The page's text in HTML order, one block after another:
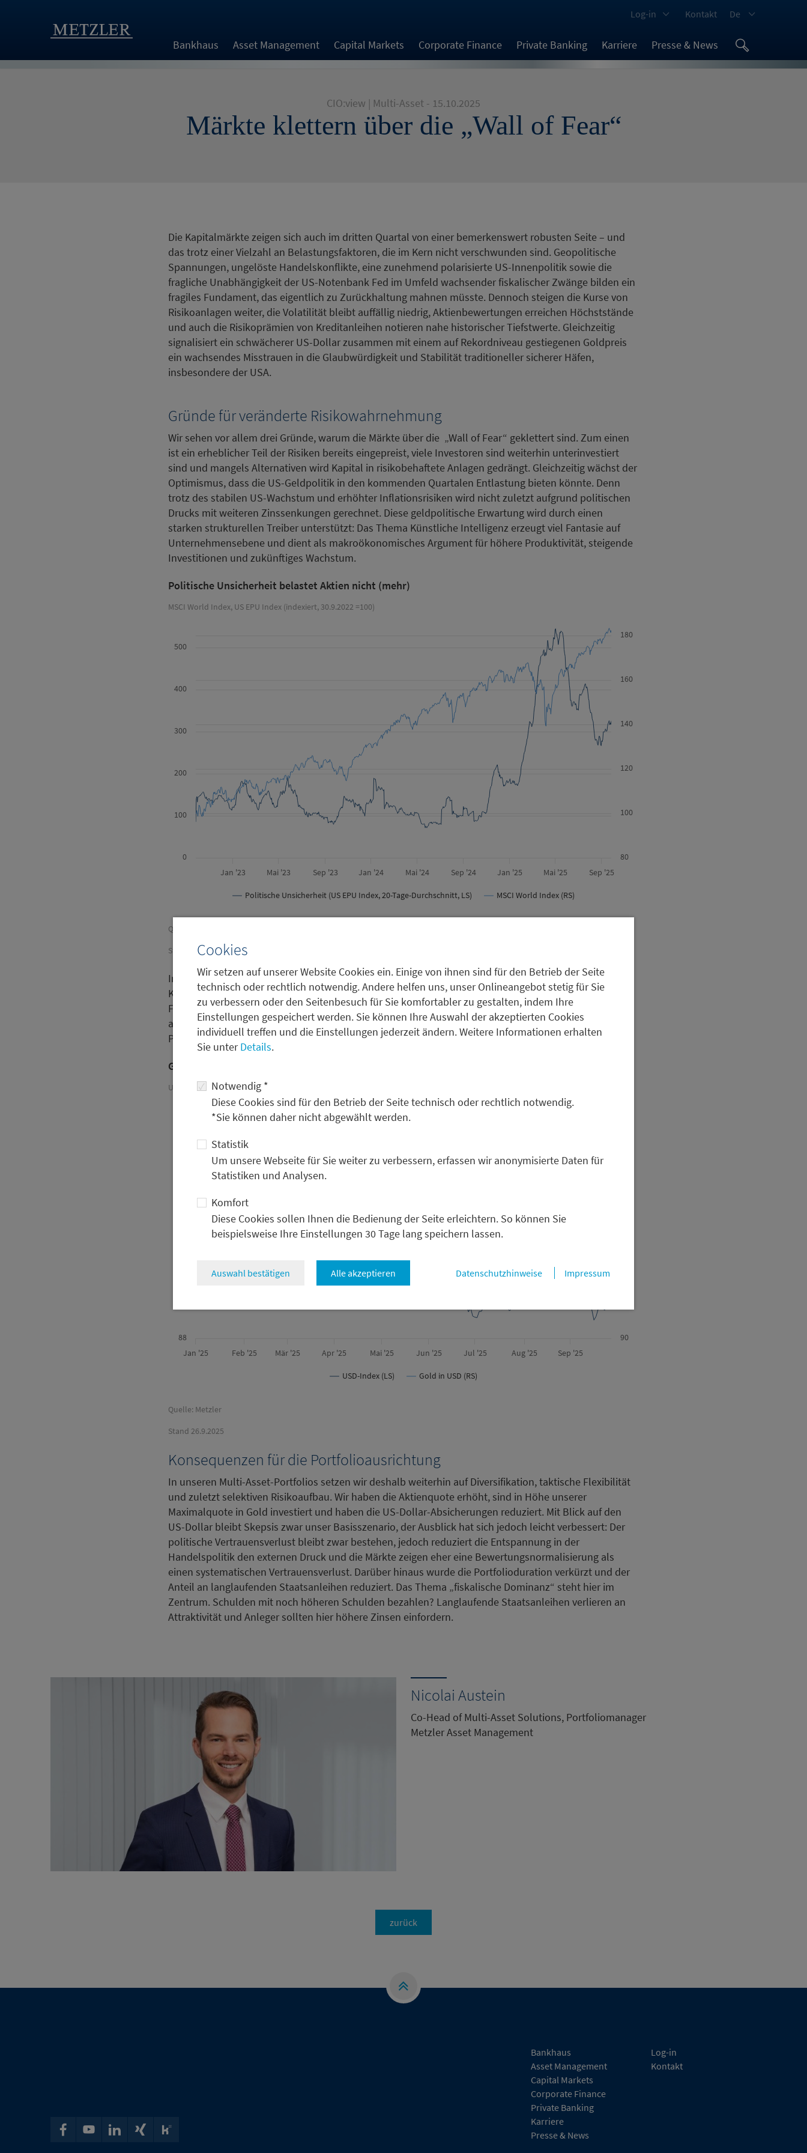
Cookies
Wir setzen auf unserer Website Cookies ein. Einige von ihnen sind für den Betrieb der Seite
technisch oder rechtlich notwendig. Andere helfen uns, unser Onlineangebot stetig für Sie
zu verbessern oder den Seitenbesuch für Sie komfortabler zu gestalten, indem Ihre
Einstellungen gespeichert werden. Sie können Ihre Auswahl der akzeptierten Cookies
individuell treffen und die Einstellungen jederzeit ändern. Weitere Informationen erhalten
Sie unterDetails.
Notwendig *
Diese Cookies sind für den Betrieb der Seite technisch oder rechtlich notwendig.
*Sie können daher nicht abgewählt werden.
Statistik
Um unsere Webseite für Sie weiter zu verbessern, erfassen wir anonymisierte Daten für
Statistiken und Analysen.
Komfort
Diese Cookies sollen Ihnen die Bedienung der Seite erleichtern. So können Sie
beispielsweise Ihre Einstellungen 30 Tage lang speichern lassen.
Auswahl bestätigen Alle akzeptieren Datenschutzhinweise Impressum
Bankhaus Asset Management Capital Markets Corporate Finance Private Banking Karriere Presse & News
Log-in Kontakt De
CIO:view | Multi-Asset - 15.10.2025
Märkte klettern über die „Wall of Fear“
Die Kapitalmärkte zeigen sich auch im dritten Quartal von einer bemerkenswert robusten Seite – und
das trotz einer Vielzahl an Belastungsfaktoren, die im Kern nicht verschwunden sind. Geopolitische
Spannungen, ungelöste Handelskonflikte, eine zunehmend polarisierte US-Innenpolitik sowie die
fragliche Unabhängigkeit der US-Notenbank Fed im Umfeld wachsender fiskalischer Zwänge bilden ein
fragiles Fundament, das eigentlich zu Zurückhaltung mahnen müsste. Dennoch steigen die Kurse von
Risikoanlagen weiter, die Volatilität bleibt auffällig niedrig, Aktienbewertungen erreichen Höchststände
und auch die Risikoprämien von Kreditanleihen notieren nahe historischer Tiefstwerte. Gleichzeitig
signalisiert ein schwächerer US-Dollar zusammen mit einem auf Rekordniveau gestiegenen Goldpreis
ein wachsendes Misstrauen in die Glaubwürdigkeit und Stabilität traditioneller sicherer Häfen,
insbesondere der USA.
Gründe für veränderte Risikowahrnehmung
Wir sehen vor allem drei Gründe, warum die Märkte über die „Wall of Fear“ geklettert sind. Zum einen
ist ein erheblicher Teil der Risiken bereits eingepreist, viele Investoren sind weiterhin unterinvestiert
sind und mangels Alternativen wird Kapital in risikobehaftete Anlagen gedrängt. Gleichzeitig wächst der
Optimismus, dass die US-Geldpolitik in den kommenden Quartalen Entlastung bieten könnte. Denn
trotz des stabilen US-Wachstum und erhöhter Inflationsrisiken wird nicht zuletzt aufgrund politischen
Drucks mit weiteren Zinssenkungen gerechnet. Diese geldpolitische Erwartung wird durch einen
starken strukturellen Treiber unterstützt: Das Thema Künstliche Intelligenz erzeugt viel Fantasie auf
Unternehmensebene und dient als makroökonomisches Argument für höhere Produktivität, steigende
Investitionen und zukünftiges Wachstum.
Politische Unsicherheit belastet Aktien nicht (mehr)
MSCI World Index, US EPU Index (indexiert, 30.9.2022 =100)
Politische Unsicherheit (US EPU Index, 20-Tage-Durchschnitt, LS) MSCI World Index (RS)
Jan '23 Mai '23 Sep '23 Jan '24 Mai '24 Sep '24 Jan '25 Mai '25 Sep '25
0
100
200
300
400
500
80
100
120
140
160
180
Quellen: Metzler, Baker, Scott R.; Bloom, Nick; Davis, Steven J. via https://www.policyuncertainty.com/index.html
Stand 26.9.2025
In der Kombination dieser drei Faktoren – Liquiditätsüberhang, antizipierte geldpolitische Lockerung,
KI-bezogene Wachstumserwartungen – kann es trotz anhaltender Unsicherheiten und schwacher
Fundamentaldaten zu weiter steigenden Kursen kommen. Wir werten diese Entwicklung jedoch nicht
als Zeichen von Stabilität, sondern als Ausdruck einer strukturellen Neubewertung des Risiko-Rendite-
Profils von globalen Anlageklassen.
Gold steigt trotz US-Dollar-Stabilisierung weiter
US-Dollar-Index und Goldpreis in USD (indexiert, 31.12.2024 = 100)
USD-Index (LS) Gold in USD (RS)
Jan '25 Feb '25 Mär '25 Apr '25 Mai '25 Jun '25 Jul '25 Aug '25 Sep '25
88 90
Quelle: Metzler
Stand 26.9.2025
Konsequenzen für die Portfolioausrichtung
In unseren Multi-Asset-Portfolios setzen wir deshalb weiterhin auf Diversifikation, taktische Flexibilität
und zuletzt selektiven Risikoaufbau. Wir haben die Aktienquote erhöht, sind in Höhe unserer
Maximalquote in Gold investiert und haben die US-Dollar-Absicherungen reduziert. Mit Blick auf den
US-Dollar bleibt Skepsis zwar unser Basisszenario, der Ausblick hat sich jedoch leicht verbessert: Der
politische Vertrauensverlust bleibt zwar bestehen, jedoch reduziert die Entspannung in der
Handelspolitik den externen Druck und die Märkte zeigen eher eine Bewertungsnormalisierung als
einen systematischen Vertrauensverlust. Darüber hinaus wurde die Portfolioduration verkürzt und der
Anteil an langlaufenden Staatsanleihen reduziert. Das Thema „fiskalische Dominanz“ steht hier im
Zentrum. Schulden mit noch höheren Schulden bezahlen? Langlaufende Staatsanleihen verlieren an
Attraktivität und Anleger sollten hier höhere Zinsen einfordern.
Nicolai Austein
Co-Head of Multi-Asset Solutions, Portfoliomanager
Metzler Asset Management
zurück
Bankhaus
Asset Management
Capital Markets
Corporate Finance
Private Banking
Karriere
Presse & News
Log-in
Kontakt